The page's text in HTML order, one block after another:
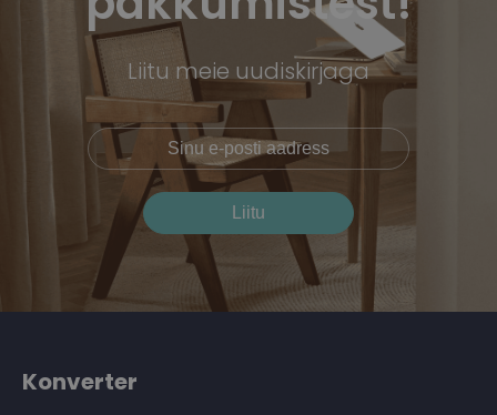
Liitu meie uudiskirjaga
Konverter